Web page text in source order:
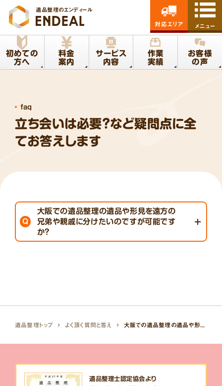
遺品整理のエンディール
初めての
方へ
料金
案内
サービス
内容
作業
実績
お客様
の声
対応エリア メニュー
立ち会いは必要?など疑問点に全
てお答えします
faq
Q
大阪での遺品整理の遺品や形見を遠方の
兄弟や親戚に分けたいのですが可能です
か？
遺品整理トップ よく頂く質問と答え
遺品整理士認定協会より